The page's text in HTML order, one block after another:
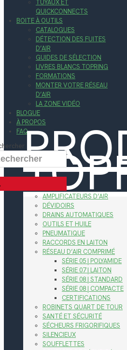
TUYAUX ET
QUICKCONNECTS
BOITE À OUTILS
CATALOGUES
DÉTECTION DES FUITES
D’AIR
GUIDES DE SÉLECTION
LIVRES BLANCS TOPRING
FORMATIONS
MONTER VOTRE RÉSEAU
D’AIR
LA ZONE VIDÉO
BLOGUE
À PROPOS
FAQ
AMPLIFICATEURS D’AIR
DÉVIDOIRS
DRAINS AUTOMATIQUES
OUTILS ET HUILE
PNEUMATIQUE
RACCORDS EN LAITON
RÉSEAU D’AIR COMPRIMÉ
SÉRIE 05 | POLYAMIDE
SÉRIE 07 | LAITON
SÉRIE 08 | STANDARD
SÉRIE 08 | COMPACTE
CERTIFICATIONS
ROBINETS QUART DE TOUR
SANTÉ ET SÉCURITÉ
SÉCHEURS FRIGORIFIQUES
SILENCIEUX
SOUFFLETTES